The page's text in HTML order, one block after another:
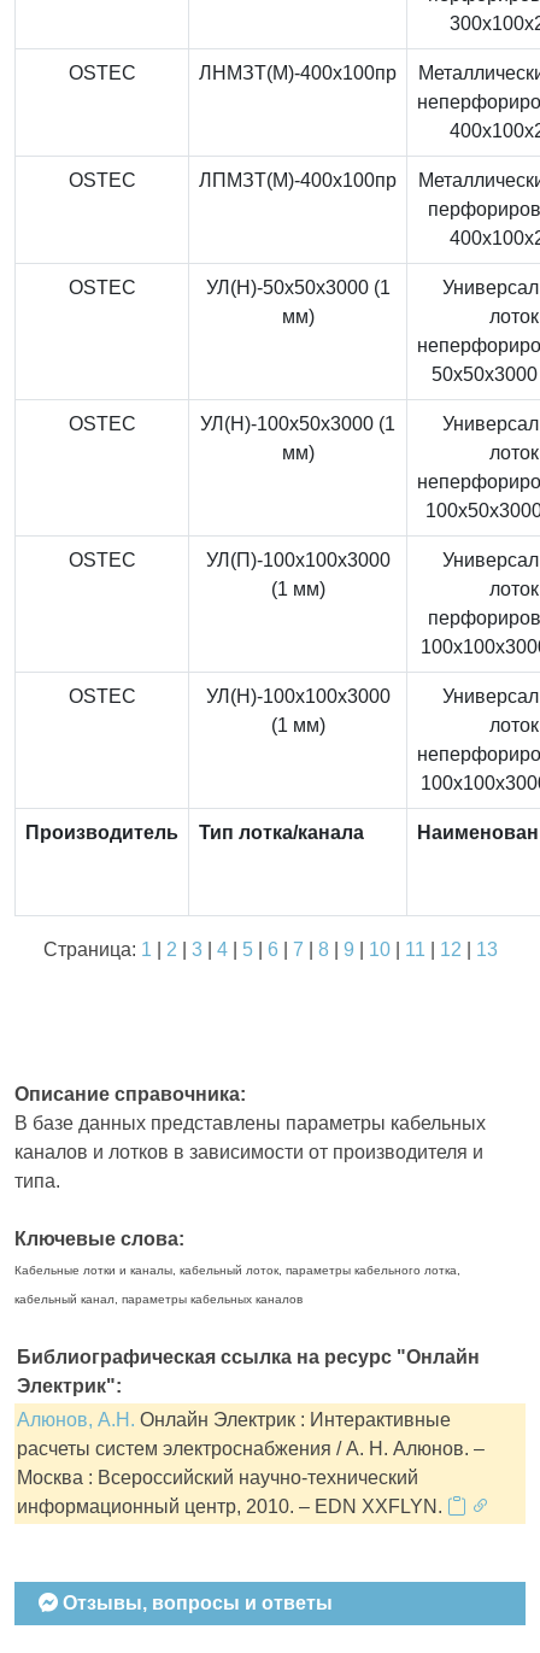
OSTEC ЛНМЗТ(М)-400x100пр
OSTEC ЛПМЗТ(М)-400x100пр
OSTEC
УЛ(Н)-50x50x3000 (1
мм)
лоток
OSTEC
УЛ(Н)-100x50x3000 (1
мм)
лоток
OSTEC
УЛ(П)-100x100x3000
(1 мм)
лоток
OSTEC
УЛ(Н)-100x100x3000
(1 мм)
лоток
Производитель Тип лотка/канала
Страница: 1 2 3| 4| 5| 6 7 8| 9 10| 11 12 13
Описание справочника:
В базе данных представлены параметры кабельных
каналов и лотков в зависимости от производителя и
типа.
Ключевые слова:
Кабельные лотки и каналы, кабельный лоток, параметры кабельного лотка,
кабельный канал, параметры кабельных каналов
Библиографическая ссылка на ресурс "Онлайн
Электрик":
Алюнов, А.Н. Онлайн Электрик : Интерактивные
расчеты систем электроснабжения / А. Н. Алюнов. –
Москва : Всероссийский научно-технический
информационный центр, 2010. – EDN XXFLYN.
Отзывы, вопросы и ответы